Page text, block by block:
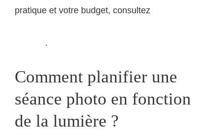
pratique et votre budget, consultez
.
Comment planifier une
séance photo en fonction
de la lumière ?